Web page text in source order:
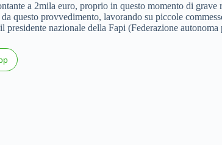
a 2mila euro, proprio in questo momento di grave
questo provvedimento, lavorando su piccole
nazionale della Fapi (Federazione